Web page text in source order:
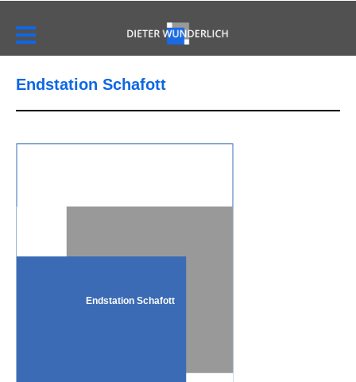
Endstation Schafott
Endstation Schafott